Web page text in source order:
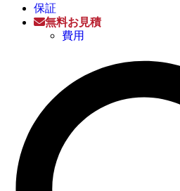
保証
無料お見積
費用